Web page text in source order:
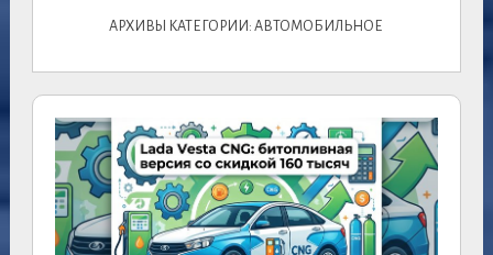
АРХИВЫ КАТЕГОРИИ: АВТОМОБИЛЬНОЕ